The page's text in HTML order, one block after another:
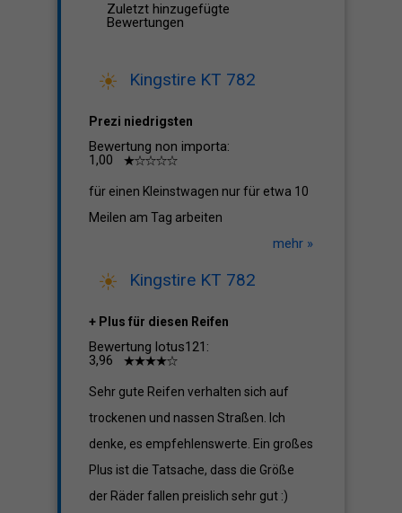
Zuletzt hinzugefügte
Bewertungen
Kingstire KT 782
Prezi niedrigsten
Bewertung non importa:
1,00
für einen Kleinstwagen nur für etwa 10
Meilen am Tag arbeiten
mehr »
Kingstire KT 782
+ Plus für diesen Reifen
Bewertung lotus121:
3,96
Sehr gute Reifen verhalten sich auf
trockenen und nassen Straßen. Ich
denke, es empfehlenswerte. Ein großes
Plus ist die Tatsache, dass die Größe
der Räder fallen preislich sehr gut :)